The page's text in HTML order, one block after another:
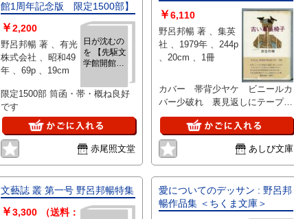
館1周年記念版 限定1500部】
日が沈むの
を 【先駆文
学館開館1
版 限定
1500部】
￥2,200
野呂邦暢 著 、有光
株式会社 、昭和49
年 、69p 、19cm
限定1500部 筒函・帯・概ね良好
です
赤尾照文堂
￥6,110
野呂邦暢 著 、集英
社 、1979年 、244p
、20cm 、1冊
カバー 帯背少ヤケ ビニールカ
バー少破れ 裏見返しにテープ跡
一つ 初版 定価980円
あしび文庫
文藝誌 叢 第一号 野呂邦暢特集
￥3,300 （送料：
愛についてのデッサン : 野呂邦
暢作品集 ＜ちくま文庫＞